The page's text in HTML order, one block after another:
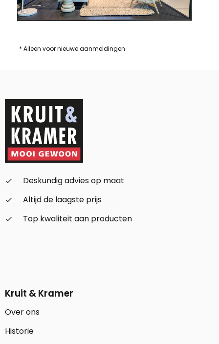
* Alleen voor nieuwe aanmeldingen
check_small
Deskundig advies op maat
check_small
Altijd de laagste prijs
check_small
Top kwaliteit aan producten
Kruit & Kramer
Over ons
Historie